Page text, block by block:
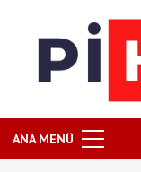
ANA MENÜ